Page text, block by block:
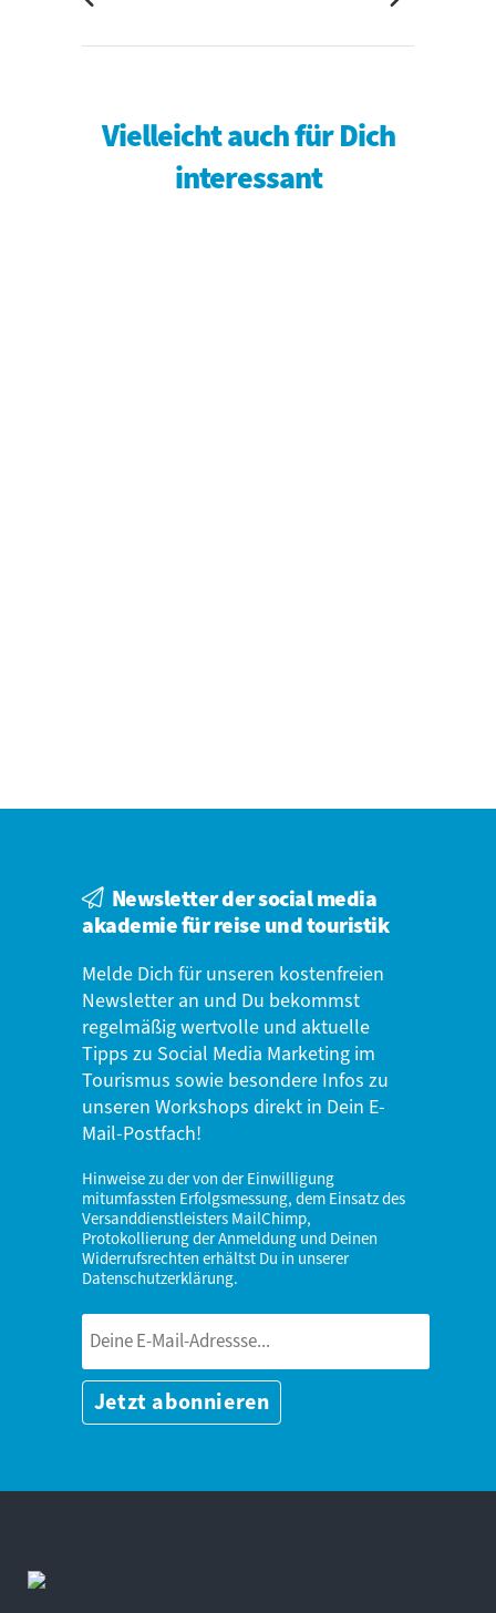
Vielleicht auch für Dich
interessant
Newsletter der social media
akademie für reise und touristik
Melde Dich für unseren kostenfreien
Newsletter an und Du bekommst
regelmäßig wertvolle und aktuelle
Tipps zu Social Media Marketing im
Tourismus sowie besondere Infos zu
unseren Workshops direkt in Dein E-
Mail-Postfach!
Hinweise zu der von der Einwilligung
mitumfassten Erfolgsmessung, dem Einsatz des
Versanddienstleisters MailChimp,
Protokollierung der Anmeldung und Deinen
Widerrufsrechten erhältst Du in unserer
Datenschutzerklärung.